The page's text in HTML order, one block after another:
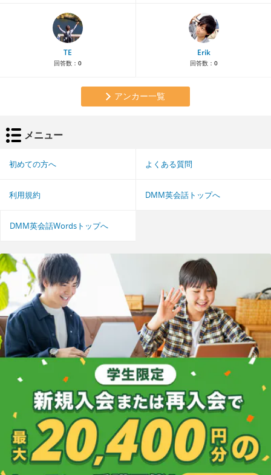
TE
回答数： 0
Erik
回答数： 0
アンカー一覧
メニュー
初めての方へ よくある質問
利用規約 DMM英会話トップへ
DMM英会話Wordsトップへ